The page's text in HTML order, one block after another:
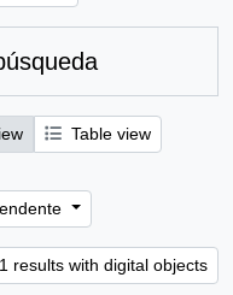
Table view
results with digital objects